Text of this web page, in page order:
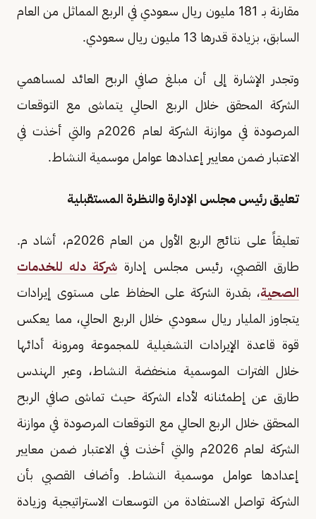
مقارنة بـ 181 مليون ريال سعودي في الربع المماثل من العام
السابق، بزيادة قدرها 13 مليون ريال سعودي.
وتجدر الإشارة إلى أن مبلغ صافي الربح العائد لمساهمي
الشركة المحقق خلال الربع الحالي يتماشى مع التوقعات
المرصودة في موازنة الشركة لعام 2026م والتي أخذت في
الاعتبار ضمن معايير إعدادها عوامل موسمية النشاط.
تعليق رئيس مجلس الإدارة والنظرة المستقبلية
تعليقاً على نتائج الربع الأول من العام 2026م، أشاد م.
طارق القصبي، رئيس مجلس إدارة شركة دله للخدمات
الصحية، بقدرة الشركة على الحفاظ على مستوى إيرادات
يتجاوز المليار ريال سعودي خلال الربع الحالي، مما يعكس
قوة قاعدة الإيرادات التشغيلية للمجموعة ومرونة أدائها
خلال الفترات الموسمية منخفضة النشاط، وعبر الهندس
طارق عن إطمئنانه لأداء الشركة حيث تماشى صافي الربح
المحقق خلال الربع الحالي مع التوقعات المرصودة في موازنة
الشركة لعام 2026م والتي أخذت في الاعتبار ضمن معايير
إعدادها عوامل موسمية النشاط. وأضاف القصبي بأن
الشركة تواصل الاستفادة من التوسعات الاستراتيجية وزيادة